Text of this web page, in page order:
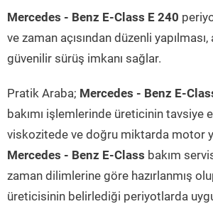
Mercedes - Benz E-Class E 240
ve zaman açısından düzenli
güvenilir sürüş imkanı sağlar.
Pratik Araba; Mercedes - Benz E-
bakımı işlemlerinde üreticinin tavsiye
viskozitede ve doğru miktarda motor
Mercedes - Benz E-Class bakım
zaman dilimlerine göre hazırlanmış
üreticisinin belirlediği periyotlarda